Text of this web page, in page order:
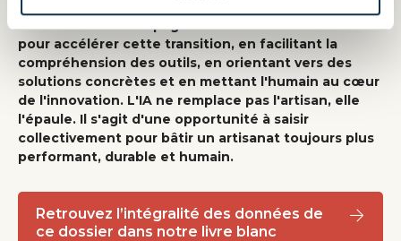
sécurisée et accompagnée. Les CMA se mobilisent
pour accélérer cette transition, en facilitant la
compréhension des outils, en orientant vers des
solutions concrètes et en mettant l'humain au cœur
de l'innovation. L'IA ne remplace pas l'artisan, elle
l'épaule. Il s'agit d'une opportunité à saisir
collectivement pour bâtir un artisanat toujours plus
performant, durable et humain.
Retrouvez l’intégralité des données de
ce dossier dans notre livre blanc